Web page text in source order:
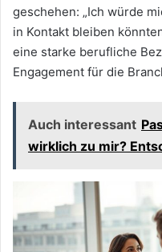
geschehen: „Ich würde
in Kontakt bleiben
eine starke berufliche
Engagement für die
Auch interessant
wirklich zu mir?